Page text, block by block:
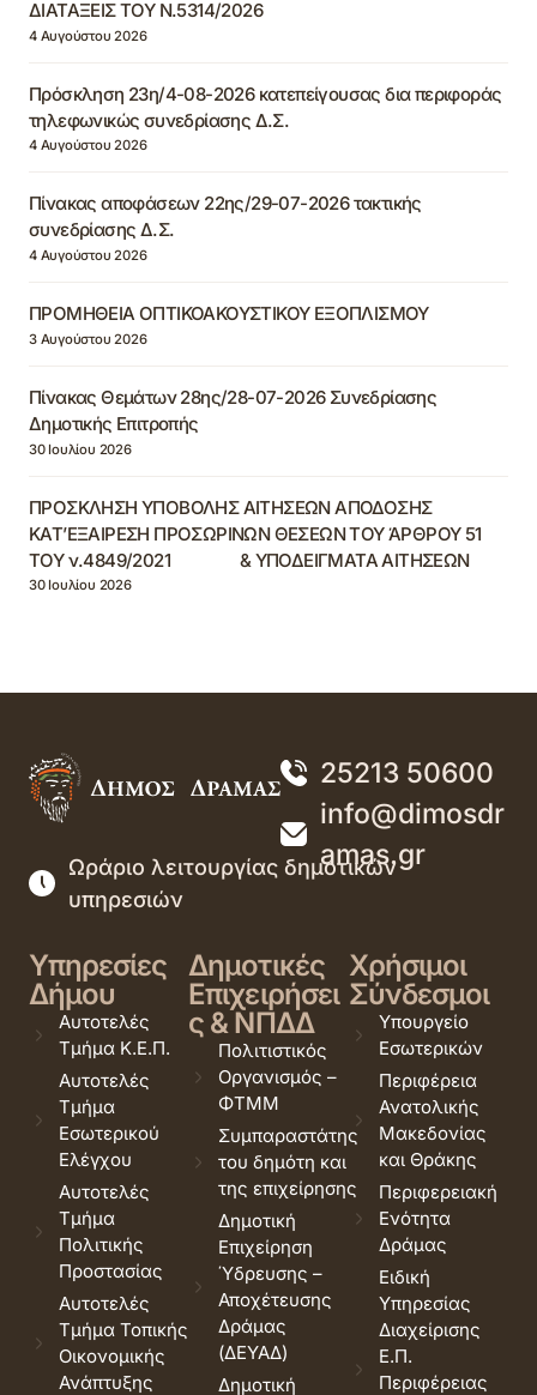
ΔΙΑΤΑΞΕΙΣ ΤΟΥ Ν.5314/2026
4 Αυγούστου 2026
Πρόσκληση 23η/4-08-2026 κατεπείγουσας δια περιφοράς
τηλεφωνικώς συνεδρίασης Δ.Σ.
4 Αυγούστου 2026
Πίνακας αποφάσεων 22ης/29-07-2026 τακτικής
συνεδρίασης Δ.Σ.
4 Αυγούστου 2026
ΠΡΟΜΗΘΕΙΑ ΟΠΤΙΚΟΑΚΟΥΣΤΙΚΟΥ ΕΞΟΠΛΙΣΜΟΥ
3 Αυγούστου 2026
Πίνακας Θεμάτων 28ης/28-07-2026 Συνεδρίασης
Δημοτικής Επιτροπής
30 Ιουλίου 2026
ΠΡΟΣΚΛΗΣΗ ΥΠΟΒΟΛΗΣ ΑΙΤΗΣΕΩΝ ΑΠΟΔΟΣΗΣ
ΚΑΤ’ΕΞΑΙΡΕΣΗ ΠΡΟΣΩΡΙΝΩΝ ΘΕΣΕΩΝ ΤΟΥ ΆΡΘΡΟΥ 51
ΤΟΥ ν.4849/2021 & ΥΠΟΔΕΙΓΜΑΤΑ ΑΙΤΗΣΕΩΝ
30 Ιουλίου 2026
25213 50600
info@dimosdr
amas.gr
Ωράριο λειτουργίας δημοτικών
υπηρεσιών
Υπηρεσίες
Δήμου
Αυτοτελές
Τμήμα Κ.Ε.Π.
Αυτοτελές
Τμήμα
Εσωτερικού
Ελέγχου
Αυτοτελές
Τμήμα
Πολιτικής
Προστασίας
Αυτοτελές
Τμήμα Τοπικής
Οικονομικής
Ανάπτυξης
Δημοτικές
Επιχειρήσει
ς & ΝΠΔΔ
Πολιτιστικός
Οργανισμός –
ΦΤΜΜ
Συμπαραστάτης
του δημότη και
της επιχείρησης
Δημοτική
Επιχείρηση
Ύδρευσης –
Αποχέτευσης
Δράμας
(ΔΕΥΑΔ)
Δημοτική
Χρήσιμοι
Σύνδεσμοι
Υπουργείο
Εσωτερικών
Περιφέρεια
Ανατολικής
Μακεδονίας
και Θράκης
Περιφερειακή
Ενότητα
Δράμας
Ειδική
Υπηρεσίας
Διαχείρισης
Ε.Π.
Περιφέρειας